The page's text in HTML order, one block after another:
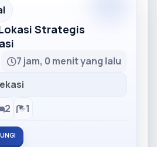
Strategis
7 jam, 0 menit yang lalu
2 1